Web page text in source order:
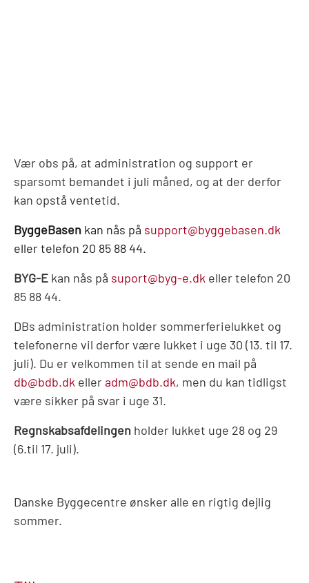
Vær obs på, at administration og support er
sparsomt bemandet i juli måned, og at der derfor
kan opstå ventetid.
ByggeBasen kan nås på support@byggebasen.dk
eller telefon 20 85 88 44.
BYG-E kan nås på suport@byg-e.dk eller telefon 20
85 88 44.
DBs administration holder sommerferielukket og
telefonerne vil derfor være lukket i uge 30 (13. til 17.
juli). Du er velkommen til at sende en mail på
db@bdb.dk elleradm@bdb.dk, men du kan tidligst
være sikker på svar i uge 31.
Regnskabsafdelingen holder lukket uge 28 og 29
(6.til 17. juli).
Danske Byggecentre ønsker alle en rigtig dejlig
sommer.